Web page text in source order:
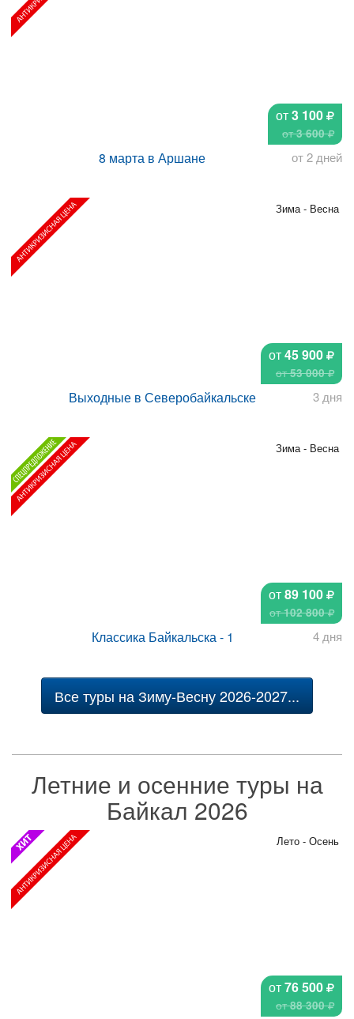
от3 100
от3 600
от 2 дней
8 марта в Аршане
от45 900
от53 000
Зима - Весна
3 дня
Выходные в Северобайкальске
от89 100
от102 800
Зима - Весна
4 дня
Классика Байкальска - 1
Все туры на Зиму-Весну 2026-2027...
Летние и осенние туры на
Байкал 2026
от76 500
от88 300
Лето - Осень